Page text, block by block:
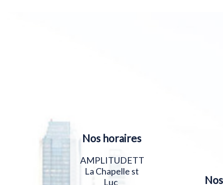
Nos horaires
AMPLITUDETT
La Chapelle st
Luc
Nos